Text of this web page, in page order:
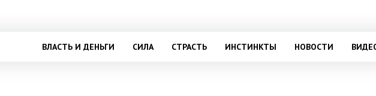
ВЛАСТЬ И ДЕНЬГИ СИЛА СТРАСТЬ ИНСТИНКТЫ НОВОСТИ